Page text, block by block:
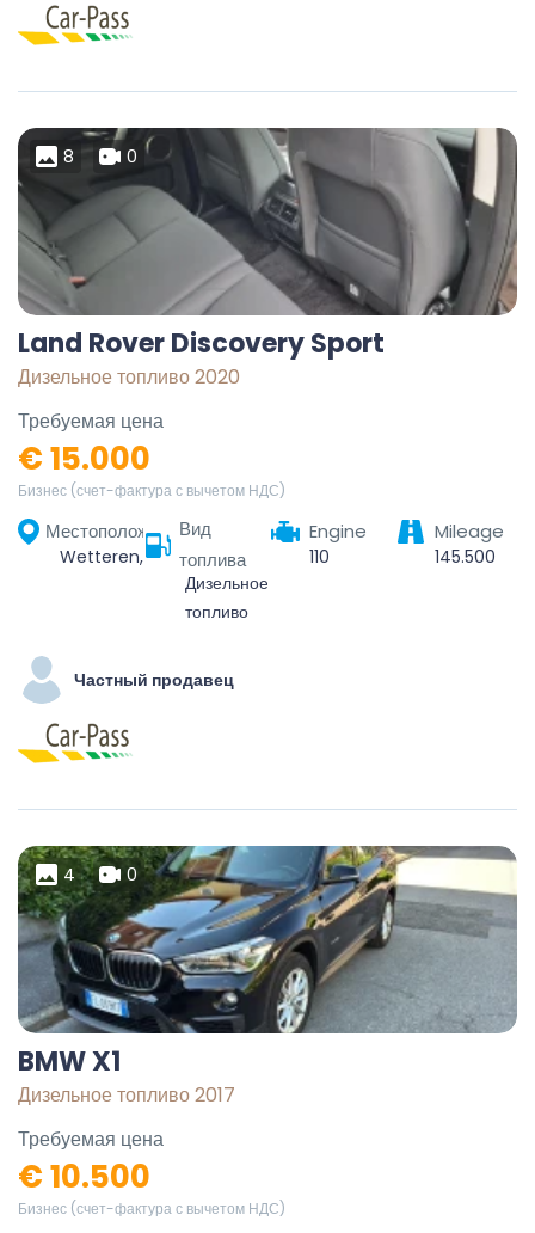
8 0
Land Rover Discovery Sport
Дизельное топливо 2020
Требуемая цена
€ 15.000
Бизнес (счет-фактура с вычетом НДС)
Местоположение
Wetteren, Dendermonde, Oost-Vlaanderen, Vlaanderen, 9230, België
Вид
топлива
Дизельное
топливо
Engine
110
Mileage
145.500
Частный продавец
4 0
BMW X1
Дизельное топливо 2017
Требуемая цена
€ 10.500
Бизнес (счет-фактура с вычетом НДС)